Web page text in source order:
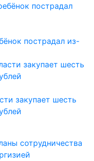
пострадал из-
закупает шесть